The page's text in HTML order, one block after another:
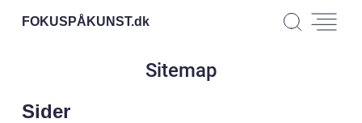
FOKUSPÅKUNST.dk
Sitemap
Sider